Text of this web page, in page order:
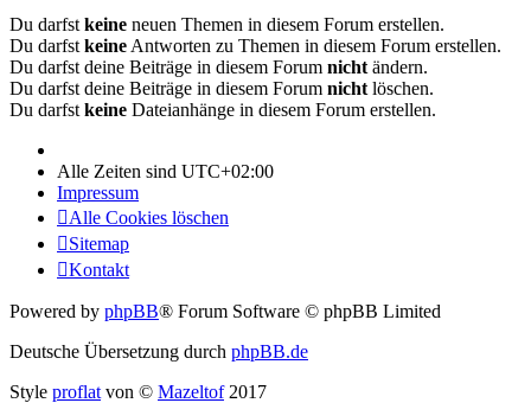
Du darfst keine neuen Themen in diesem Forum erstellen.
Du darfst keine Antworten zu Themen in diesem Forum erstellen.
Du darfst deine Beiträge in diesem Forum nicht ändern.
Du darfst deine Beiträge in diesem Forum nicht löschen.
Du darfst keine Dateianhänge in diesem Forum erstellen.
Alle Zeiten sind UTC+02:00
Impressum
Alle Cookies löschen
Sitemap
Kontakt
Powered by phpBB® Forum Software © phpBB Limited
Deutsche Übersetzung durch phpBB.de
Style proflat von © Mazeltof2017